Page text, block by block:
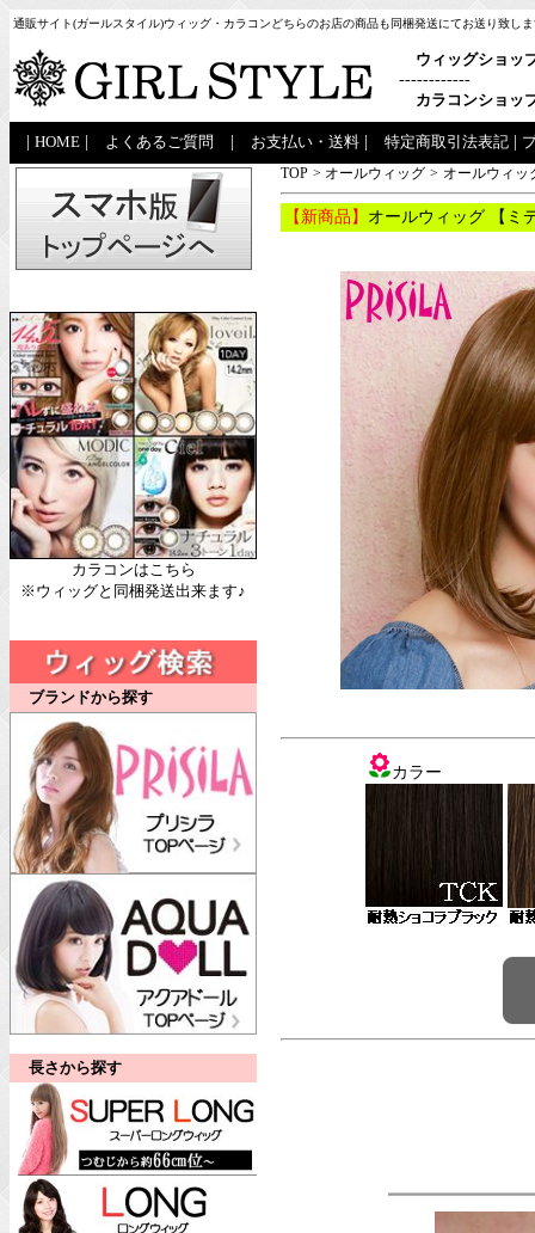
通販サイト(ガールスタイル)ウィッグ・カラコンどちらのお店の商品も同梱発送にてお送り致し
ウィッグショッ
------------
カラコンショッ
HOME よくあるご質問 お支払い・送料 特定商取引法表記
カラコンはこちら
※ウィッグと同梱発送出来ます♪
ブランドから探す
長さから探す
TOP > オールウィッグ > オールウィッ
【新商品】 オールウィッグ 【ミ
カラー